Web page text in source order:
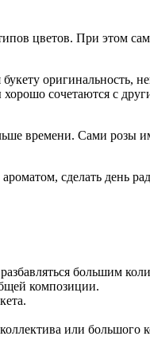
цветов. При этом сам
оригинальность,
сочетаются с
времени. Сами розы
сделать день
большим
композиции.
или большого